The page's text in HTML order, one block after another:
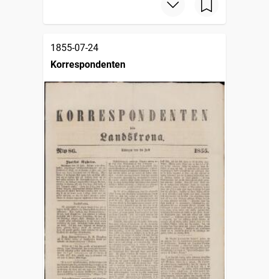
1855-07-24
Korrespondenten